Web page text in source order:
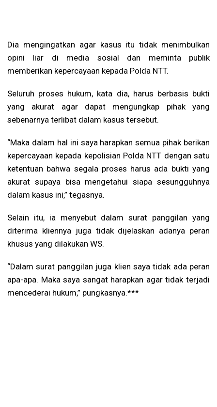
Dia mengingatkan agar kasus itu tidak menimbulkan
opini liar di media sosial dan meminta publik
memberikan kepercayaan kepada Polda NTT.
Seluruh proses hukum, kata dia, harus berbasis bukti
yang akurat agar dapat mengungkap pihak yang
sebenarnya terlibat dalam kasus tersebut.
“Maka dalam hal ini saya harapkan semua pihak berikan
kepercayaan kepada kepolisian Polda NTT dengan satu
ketentuan bahwa segala proses harus ada bukti yang
akurat supaya bisa mengetahui siapa sesungguhnya
dalam kasus ini,” tegasnya.
Selain itu, ia menyebut dalam surat panggilan yang
diterima kliennya juga tidak dijelaskan adanya peran
khusus yang dilakukan WS.
“Dalam surat panggilan juga klien saya tidak ada peran
apa-apa. Maka saya sangat harapkan agar tidak terjadi
mencederai hukum,” pungkasnya.***